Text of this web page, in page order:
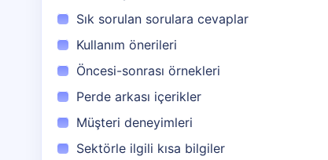
Sık sorulan sorulara cevaplar
Kullanım önerileri
Öncesi-sonrası örnekleri
Perde arkası içerikler
Müşteri deneyimleri
Sektörle ilgili kısa bilgiler